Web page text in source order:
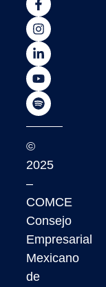
©
2025
–
COMCE
Consejo
Empresarial
Mexicano
de